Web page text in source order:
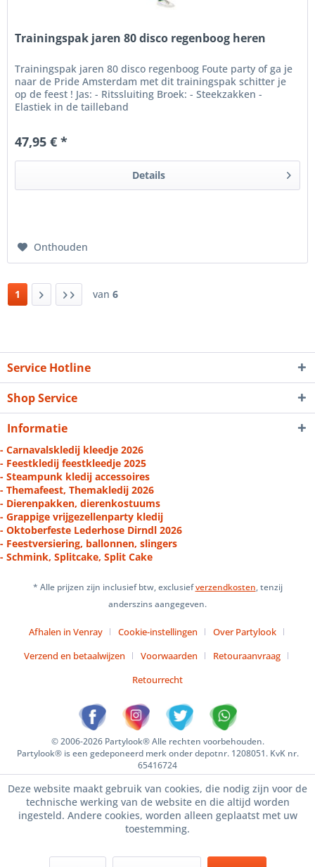
Trainingspak jaren 80 disco regenboog heren
Trainingspak jaren 80 disco regenboog Foute party of ga je
naar de Pride Amsterdam met dit trainingspak schitter je
op de feest ! Jas: - Ritssluiting Broek: - Steekzakken -
Elastiek in de tailleband
47,95 € *
Details
Onthouden
1 van 6
Service Hotline
Shop Service
Informatie
- Carnavalskledij kleedje 2026
- Feestkledij feestkleedje 2025
- Steampunk kledij accessoires
- Themafeest, Themakledij 2026
- Dierenpakken, dierenkostuums
- Grappige vrijgezellenparty kledij
- Oktoberfeste Lederhose Dirndl 2026
- Feestversiering, ballonnen, slingers
- Schmink, Splitcake, Split Cake
* Alle prijzen zijn inclusief btw, exclusiefverzendkosten, tenzij
anderszins aangegeven.
Afhalen in Venray Cookie-instellingen
Over Partylook
Verzend en betaalwijzen
Voorwaarden
Retouraanvraag
Retourrecht
© 2006-2026 Partylook® Alle rechten voorbehouden.
Partylook® is een gedeponeerd merk onder depotnr. 1208051. KvK nr.
65416724
Deze website maakt gebruik van cookies, die nodig zijn voor de
technische werking van de website en die altijd worden
ingesteld. Andere cookies, worden alleen geplaatst met uw
toestemming.